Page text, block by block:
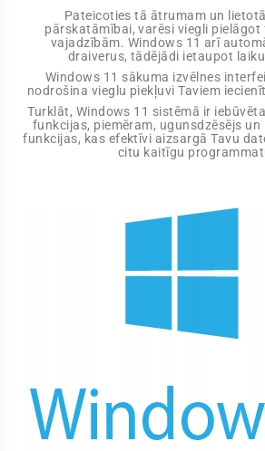
Pateicoties tā ātrumam un
pārskatāmībai, varēsi viegli pielāgot
vajadzībām. Windows 11 arī
draiverus, tādējādi ietaupot
Windows 11 sākuma izvēlnes
nodrošina vieglu piekļuvi Taviem
Turklāt, Windows 11 sistēmā ir
funkcijas, piemēram, ugunsdzēsējs
funkcijas, kas efektīvi aizsargā Tavu
citu kaitīgu